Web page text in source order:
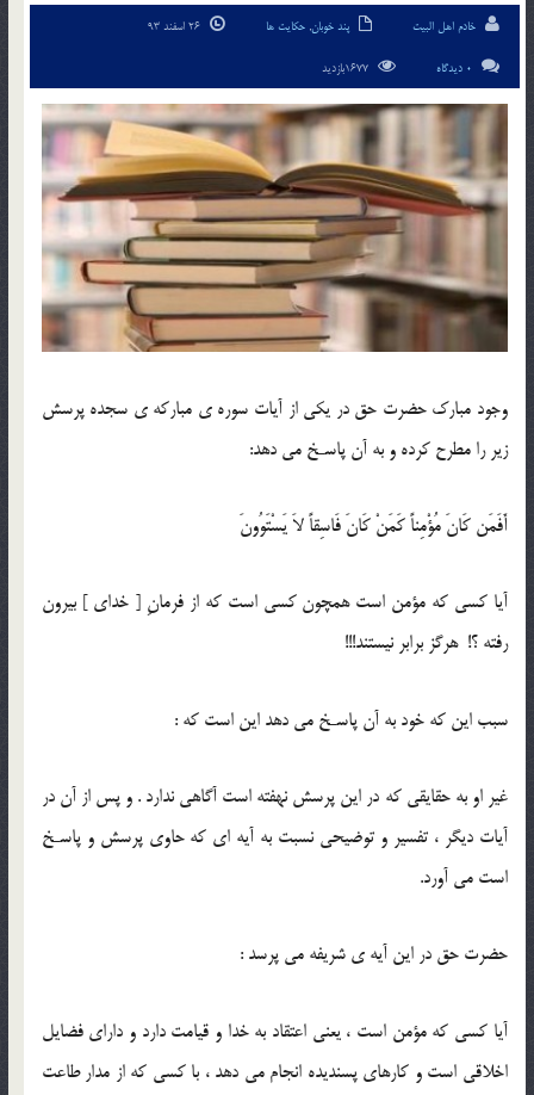
خادم اهل البیت پند خوبان, حکایت ها
0 دیدگاه
وجود مبارك حضرت حق در يكى از آيات سوره ى مباركه ى سجده پرسش
زير را مطرح كرده و به آن پاسـخ مى دهد:
أَفَمَن كَانَ مُؤْمِناً كَمَنْ كَانَ فَاسِقاً لاَ يَسْتَوُونَ
آيا كسى كه مؤمن است همچون كسى است كه از فرمانِ [ خداى ] بيرون
رفته ؟! هرگز برابر نيستند!!!
سبب اين كه خود به آن پاسـخ مى دهد اين است كه :
غير او به حقايقى كه در اين پرسش نهفته است آگاهى ندارد . و پس از آن در
آيات ديگر ، تفسير و توضيحى نسبت به آيه اى كه حاوى پرسش و پاسـخ
است مى آورد.
حضرت حق در اين آيه ى شريفه مى پرسد :
آيا كسى كه مؤمن است ، يعنى اعتقاد به خدا و قيامت دارد و داراى فضايل
اخلاقى است و كارهاى پسنديده انجام مى دهد ، با كسى كه از مدار طاعت